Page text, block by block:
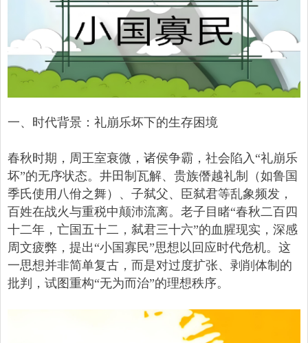
一、时代背景：礼崩乐坏下的生存困境
春秋时期，周王室衰微，诸侯争霸，社会陷入“礼崩乐
坏”的无序状态。井田制瓦解、贵族僭越礼制（如鲁国
季氏使用八佾之舞）、子弑父、臣弑君等乱象频发，
百姓在战火与重税中颠沛流离。老子目睹“春秋二百四
十二年，亡国五十二，弑君三十六”的血腥现实，深感
周文疲弊，提出“小国寡民”思想以回应时代危机。这
一思想并非简单复古，而是对过度扩张、剥削体制的
批判，试图重构“无为而治”的理想秩序。